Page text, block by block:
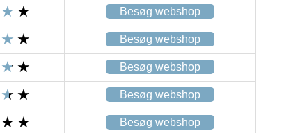
Besøg webshop
Besøg webshop
Besøg webshop
Besøg webshop
Besøg webshop